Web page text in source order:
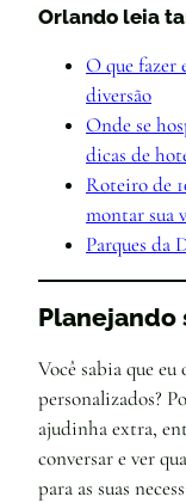
Orlando leia
O que fazer
diversão
Onde se
dicas de
Roteiro de
montar sua
Parques da
Planejando
Você sabia que
personalizados?
ajudinha extra,
conversar e ver
para as suas